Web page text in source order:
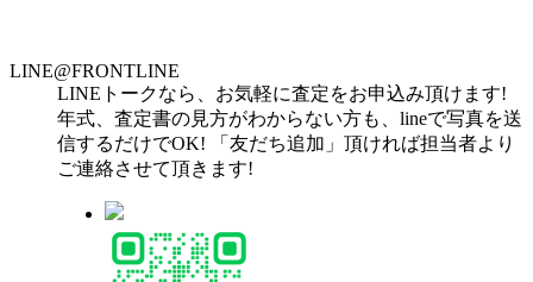
LINE@FRONTLINE
LINEトークなら、お気軽に査定をお申込み頂けます!
年式、査定書の見方がわからない方も、lineで写真を送
信するだけでOK! 「友だち追加」頂ければ担当者より
ご連絡させて頂きます!